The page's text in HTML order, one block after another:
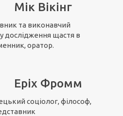
Мік Вікінг
та виконавчий
дослідження щастя в
оратор.
Еріх Фромм
соціолог, філософ,